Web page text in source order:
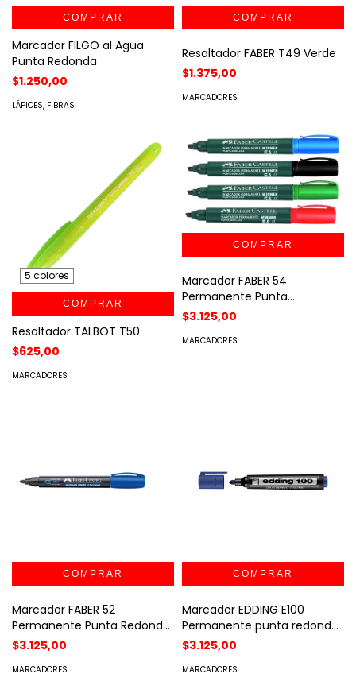
COMPRAR
Marcador FILGO al Agua
Punta Redonda
$1.250,00
LÁPICES, FIBRAS
Resaltador FABER T49 Verde
$1.375,00
MARCADORES
5 colores
COMPRAR
Resaltador TALBOT T50
$625,00
MARCADORES
Marcador FABER 54
Permanente Punta
Chanfleada por unidad
$3.125,00
MARCADORES
Marcador FABER 52
Permanente Punta Redonda
Azul
$3.125,00
MARCADORES
Marcador EDDING E100
Permanente punta redonda
Azul
$3.125,00
MARCADORES